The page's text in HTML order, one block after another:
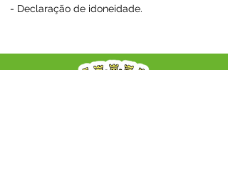
- Declaração de idoneidade.